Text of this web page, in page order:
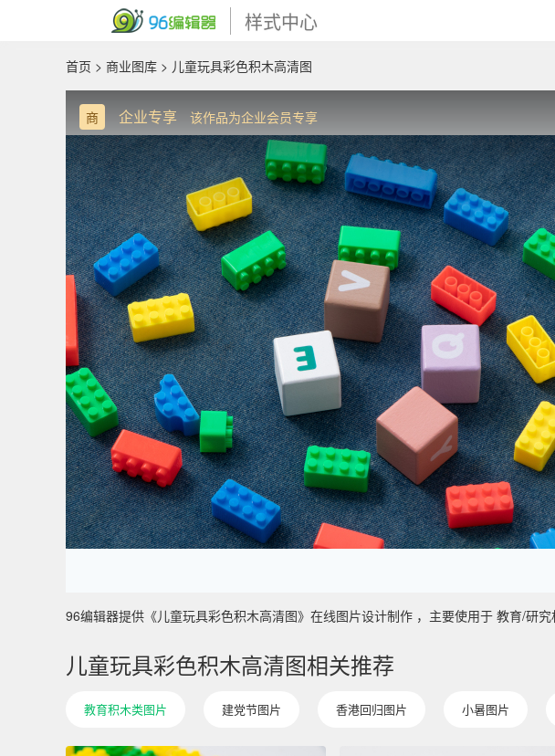
样式中心
首页 > 商业图库 > 儿童玩具彩色积木高清图
商 企业专享 该作品为企业会员专享
96编辑器提供《儿童玩具彩色积木高清图》在线图片设计制作 ，主要使用于 教育/研
儿童玩具彩色积木高清图相关推荐
教育积木类图片 建党节图片 香港回归图片 小暑图片